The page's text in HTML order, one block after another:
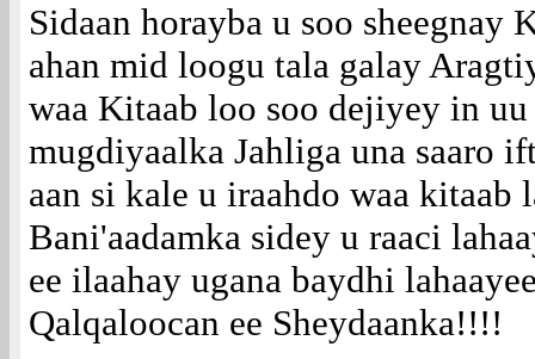
Sidaan horayba u soo sheegnay
ahan mid loogu tala galay
waa Kitaab loo soo dejiyey in uu
mugdiyaalka Jahliga una saaro
aan si kale u iraahdo waa kitaab
Bani'aadamka sidey u raaci
ee ilaahay ugana baydhi
Qalqaloocan ee Sheydaanka!!!!